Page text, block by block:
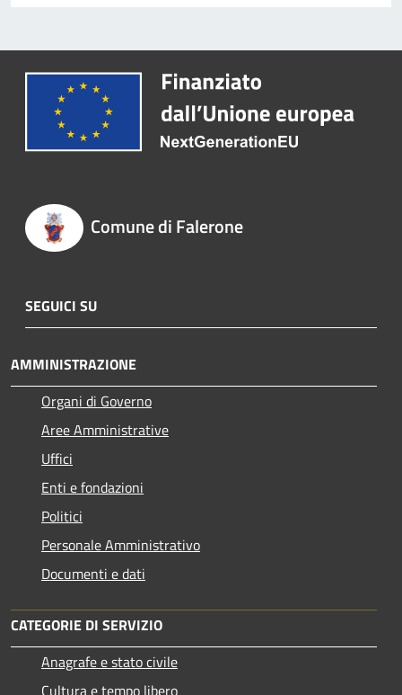
Comune di Falerone
SEGUICI SU
AMMINISTRAZIONE
Organi di Governo
Aree Amministrative
Uffici
Enti e fondazioni
Politici
Personale Amministrativo
Documenti e dati
CATEGORIE DI SERVIZIO
Anagrafe e stato civile
Cultura e tempo libero